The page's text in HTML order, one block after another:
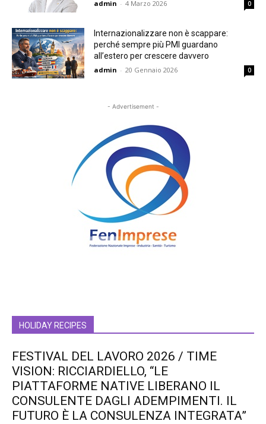
admin - 4 Marzo 2026 0
Internazionalizzare non è scappare:
perché sempre più PMI guardano
all’estero per crescere davvero
admin - 20 Gennaio 2026 0
- Advertisement -
HOLIDAY RECIPES
FESTIVAL DEL LAVORO 2026 / TIME
VISION: RICCIARDIELLO, “LE
PIATTAFORME NATIVE LIBERANO IL
CONSULENTE DAGLI ADEMPIMENTI. IL
FUTURO È LA CONSULENZA INTEGRATA”